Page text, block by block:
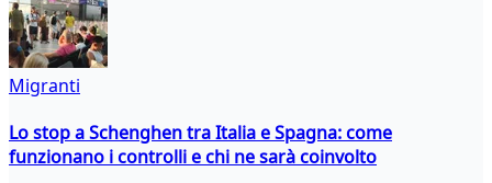
Migranti
Lo stop a Schenghen tra Italia e Spagna: come
funzionano i controlli e chi ne sarà coinvolto